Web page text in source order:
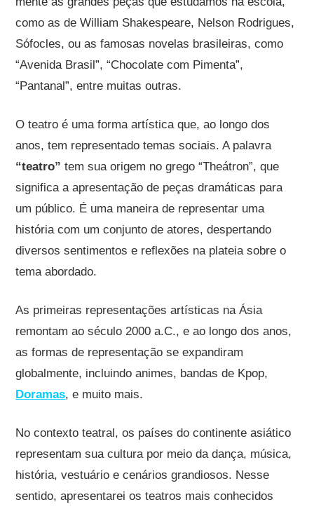
como as de William Shakespeare, Nelson Rodrigues,
Sófocles, ou as famosas novelas brasileiras, como
“Avenida Brasil”, “Chocolate com Pimenta”,
“Pantanal”, entre muitas outras.
O teatro é uma forma artística que, ao longo dos
anos, tem representado temas sociais. A palavra
“teatro” tem sua origem no grego “Theátron”, que
significa a apresentação de peças dramáticas para
um público. É uma maneira de representar uma
história com um conjunto de atores, despertando
diversos sentimentos e reflexões na plateia sobre o
tema abordado.
As primeiras representações artísticas na Ásia
remontam ao século 2000 a.C., e ao longo dos anos,
as formas de representação se expandiram
globalmente, incluindo animes, bandas de Kpop,
Doramas, e muito mais.
No contexto teatral, os países do continente asiático
representam sua cultura por meio da dança, música,
história, vestuário e cenários grandiosos. Nesse
sentido, apresentarei os teatros mais conhecidos